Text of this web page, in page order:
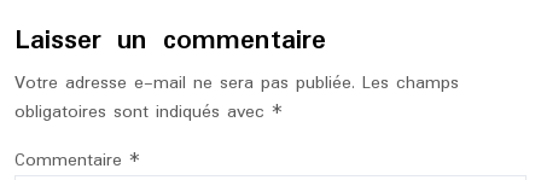
Laisser un commentaire
Votre adresse e-mail ne sera pas publiée. Les champs
obligatoires sont indiqués avec *
Commentaire *